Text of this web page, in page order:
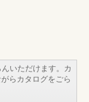
いただけます。カ
らカタログをごら